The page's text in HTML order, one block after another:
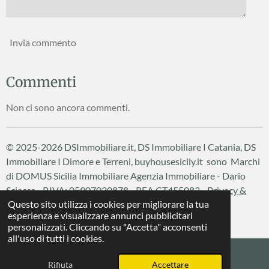
Questo sito utilizza i cookies per migliorare la tua
esperienza e visualizzare annunci pubblicitari
personalizzati. Cliccando su "Accetta" acconsenti
all'uso di tutti i cookies.
Rifiuta Accettare
Invia commento
Commenti
Non ci sono ancora commenti.
© 2025-2026 DSImmobiliare.it, DS Immobiliare I Catania, DS
Immobiliare I Dimore e Terreni, buyhousesicily.it sono Marchi
di DOMUS Sicilia ImmobiliareAgenzia Immobiliare - Dario
Sciacca - P.IVA: 05907020878 - REA CT455083 -Privacy &
Cookie Policy
Fornito daWebador